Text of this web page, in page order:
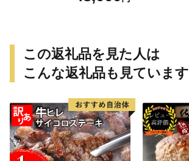
この返礼品を見た人は
こんな返礼品も見ています